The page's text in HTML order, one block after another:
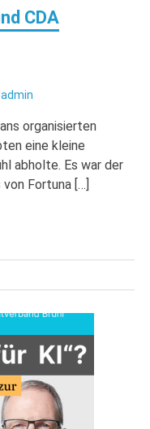
CDA
admin
organisierten
eine kleine
abholte. Es war der
Fortuna […]